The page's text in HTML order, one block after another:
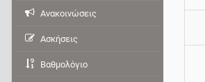
Ανακοινώσεις
Ασκήσεις
Βαθμολόγιο